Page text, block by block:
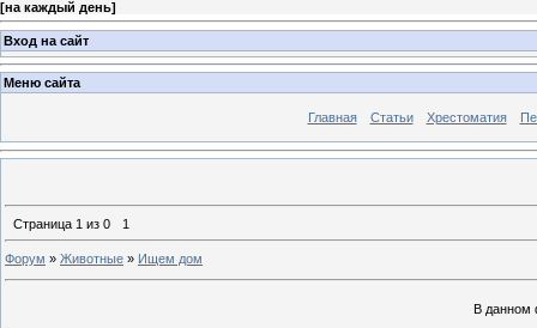
[на каждый день]
Вход на сайт
Меню сайта
Главная Статьи Хрестоматия
Страница 1 из 0 1
Форум » Животные » Ищем дом
В данном